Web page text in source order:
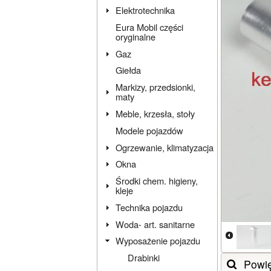
Elektrotechnika
Eura Mobil części
oryginalne
Gaz
Giełda
Markizy, przedsionki,
maty
Meble, krzesła, stoły
Modele pojazdów
Ogrzewanie, klimatyzacja
Okna
Środki chem. higieny,
kleje
Technika pojazdu
Woda- art. sanitarne
Wyposażenie pojazdu
Drabinki